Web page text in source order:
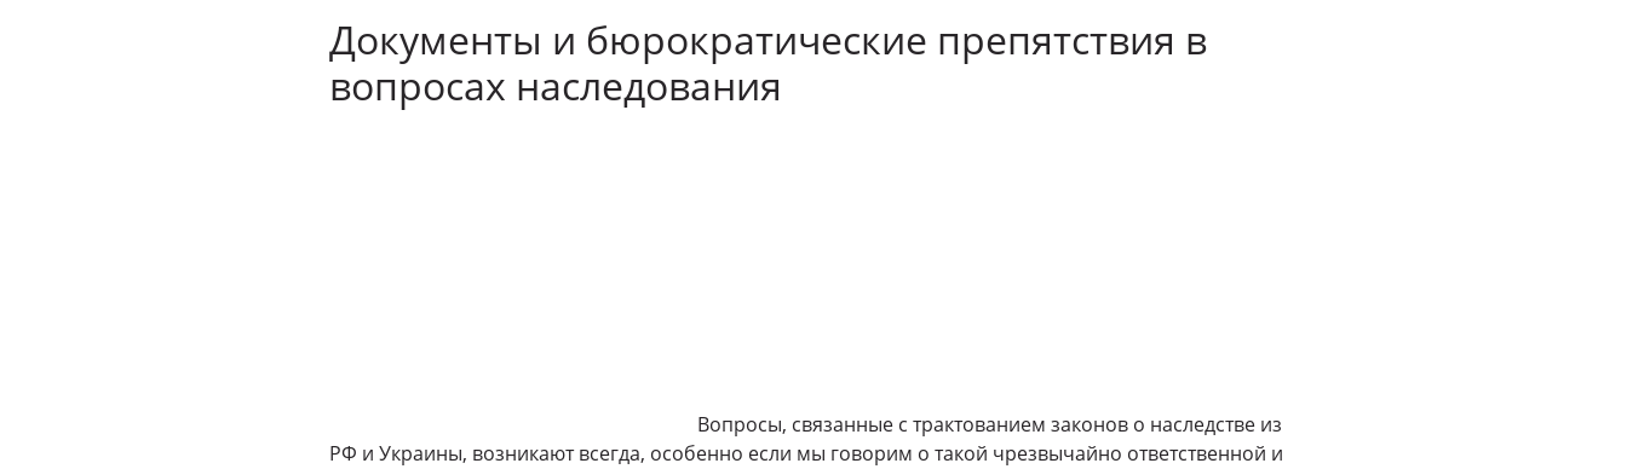
Документы и бюрократические препятствия в
вопросах наследования
Вопросы, связанные с трактованием законов о наследстве из
РФ и Украины, возникают всегда, особенно если мы говорим о такой чрезвычайно ответственной и